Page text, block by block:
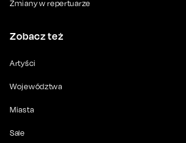
Zmiany w repertuarze
Zobacz też
Artyści
Województwa
Miasta
Sale